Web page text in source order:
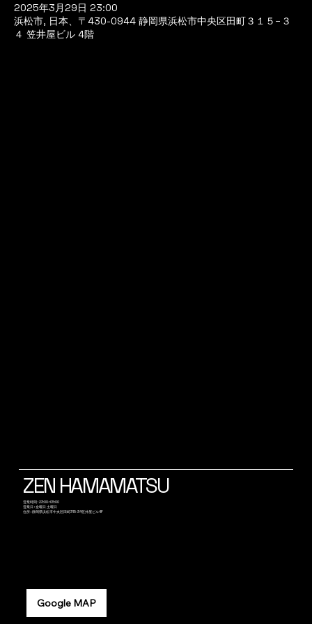
2025年3月29日 23:00
浜松市, 日本、〒430-0944 静岡県浜松市中央区田町３１５−３
４ 笠井屋ビル 4階
Google MAP
ZEN HAMAMATSU
​営業時間 : 23:00~05:00
営業日 : 金曜日 土曜日
​住所 : 静岡県浜松市中央区田町315-34笠井屋ビル4F